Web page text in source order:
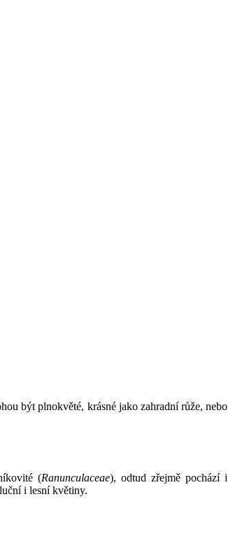
být plnokvěté, krásné jako zahradní růže, nebo
(Ranunculaceae), odtud zřejmě pochází i
i lesní květiny.